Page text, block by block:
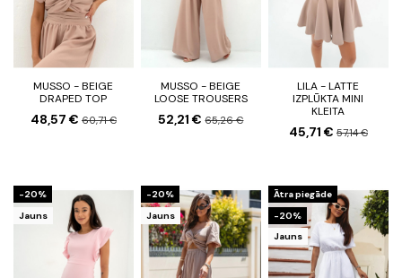
MUSSO - BEIGE
DRAPED TOP
48,57 € 60,71 €
MUSSO - BEIGE
LOOSE TROUSERS
52,21 €65,26 €
LILA - LATTE
IZPLŪKTA MINI
KLEITA
45,71 € 57,14 €
-20%
Jauns
-20%
Jauns
Ātra piegāde
-20%
Jauns